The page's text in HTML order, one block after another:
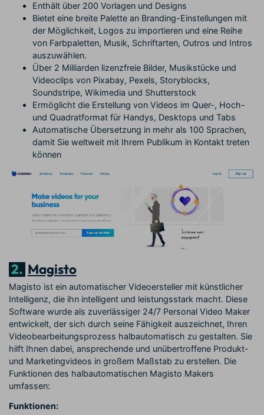
Enthält über 200 Vorlagen und Designs
Bietet eine breite Palette an Branding-Einstellungen mit
der Möglichkeit, Logos zu importieren und eine Reihe
von Farbpaletten, Musik, Schriftarten, Outros und Intros
auszuwählen.
Über 2 Milliarden lizenzfreie Bilder, Musikstücke und
Videoclips von Pixabay, Pexels, Storyblocks,
Soundstripe, Wikimedia und Shutterstock
Ermöglicht die Erstellung von Videos im Quer-, Hoch-
und Quadratformat für Handys, Desktops und Tabs
Automatische Übersetzung in mehr als 100 Sprachen,
damit Sie weltweit mit Ihrem Publikum in Kontakt treten
können
2. Magisto
Magisto ist ein automatischer Videoersteller mit künstlicher
Intelligenz, die ihn intelligent und leistungsstark macht. Diese
Software wurde als zuverlässiger 24/7 Personal Video Maker
entwickelt, der sich durch seine Fähigkeit auszeichnet, Ihren
Videobearbeitungsprozess halbautomatisch zu gestalten. Sie
hilft Ihnen dabei, ansprechende und unübertroffene Produkt-
und Marketingvideos in großem Maßstab zu erstellen. Die
Funktionen des halbautomatischen Magisto Makers
umfassen:
Funktionen: